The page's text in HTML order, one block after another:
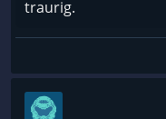
traurig.